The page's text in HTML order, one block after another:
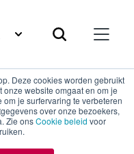
Deze cookies worden gebruikt
website omgaat en om je
je surfervaring te verbeteren
over onze bezoekers,
Zie onsCookie beleid voor